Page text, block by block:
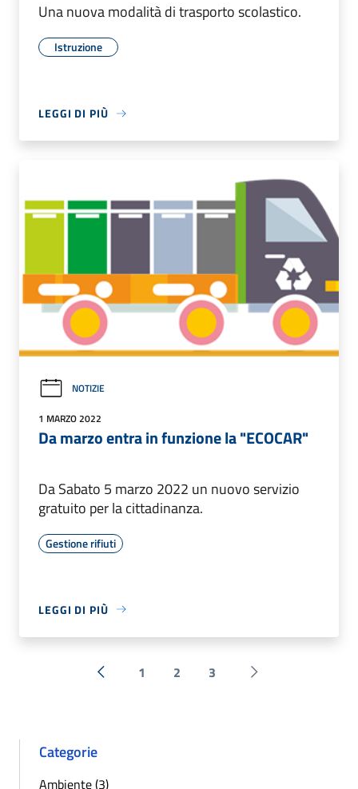
Una nuova modalità di trasporto scolastico.
Istruzione
LEGGI DI PIÙ
NOTIZIE
1 MARZO 2022
Da marzo entra in funzione la "ECOCAR"
Da Sabato 5 marzo 2022 un nuovo servizio
gratuito per la cittadinanza.
Gestione rifiuti
LEGGI DI PIÙ
« Precedente
1 2 3 Successiva »
Categorie
Ambiente (3)